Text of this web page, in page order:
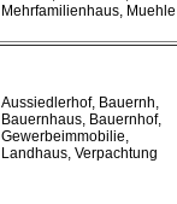
Mehrfamilienhaus, Muehle
Aussiedlerhof, Bauernh,
Bauernhaus, Bauernhof,
Gewerbeimmobilie,
Landhaus, Verpachtung